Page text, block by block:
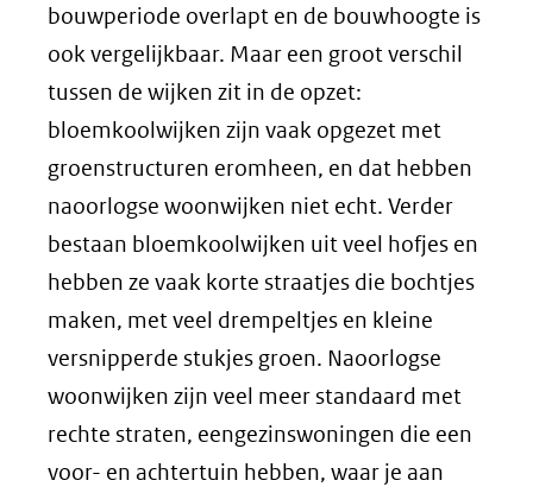
bouwperiode overlapt en de bouwhoogte is
ook vergelijkbaar. Maar een groot verschil
tussen de wijken zit in de opzet:
bloemkoolwijken zijn vaak opgezet met
groenstructuren eromheen, en dat hebben
naoorlogse woonwijken niet echt. Verder
bestaan bloemkoolwijken uit veel hofjes en
hebben ze vaak korte straatjes die bochtjes
maken, met veel drempeltjes en kleine
versnipperde stukjes groen. Naoorlogse
woonwijken zijn veel meer standaard met
rechte straten, eengezinswoningen die een
voor- en achtertuin hebben, waar je aan